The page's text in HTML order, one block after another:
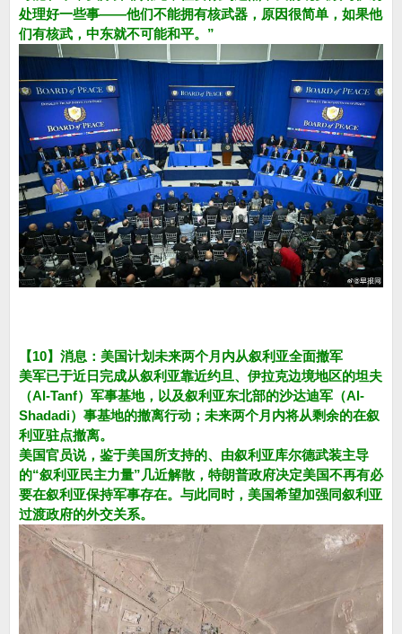
处理好一些事——他们不能拥有核武器，原因很简单，如果他
们有核武，中东就不可能和平。”
【10】消息：美国计划未来两个月内从叙利亚全面撤军
美军已于近日完成从叙利亚靠近约旦、伊拉克边境地区的坦夫
（Al-Tanf）军事基地，以及叙利亚东北部的沙达迪军（Al-
Shadadi）事基地的撤离行动；未来两个月内将从剩余的在叙
利亚驻点撤离。
美国官员说，鉴于美国所支持的、由叙利亚库尔德武装主导
的“叙利亚民主力量”几近解散，特朗普政府决定美国不再有必
要在叙利亚保持军事存在。与此同时，美国希望加强同叙利亚
过渡政府的外交关系。